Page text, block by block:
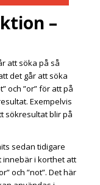
–
att söka på så
det går att söka
och ”or” för att på
Exempelvis
sökresultat blir på
sedan tidigare
innebär i korthet att
och ”not”. Det här